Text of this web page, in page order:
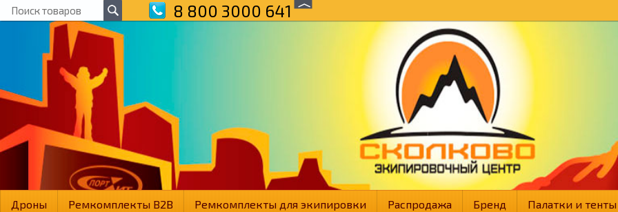
8 800 3000 641
Дроны Ремкомплекты B2B Ремкомплекты для экипировки Распродажа Бренд Палатки и тенты